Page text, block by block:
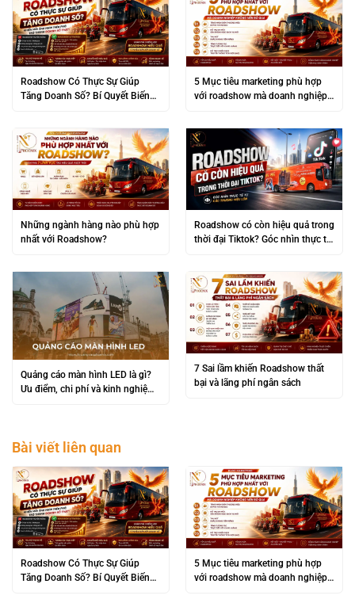
Roadshow Có Thực Sự Giúp
Tăng Doanh Số? Bí Quyết Biến
5 Mục tiêu marketing phù hợp
với roadshow mà doanh nghiệp
Những ngành hàng nào phù hợp
nhất với Roadshow?
Roadshow có còn hiệu quả trong
thời đại Tiktok? Góc nhìn thực tế
Quảng cáo màn hình LED là gì?
Ưu điểm, chi phí và kinh nghiệm
7 Sai lầm khiến Roadshow thất
bại và lãng phí ngân sách
Bài viết liên quan
Roadshow Có Thực Sự Giúp
Tăng Doanh Số? Bí Quyết Biến
5 Mục tiêu marketing phù hợp
với roadshow mà doanh nghiệp